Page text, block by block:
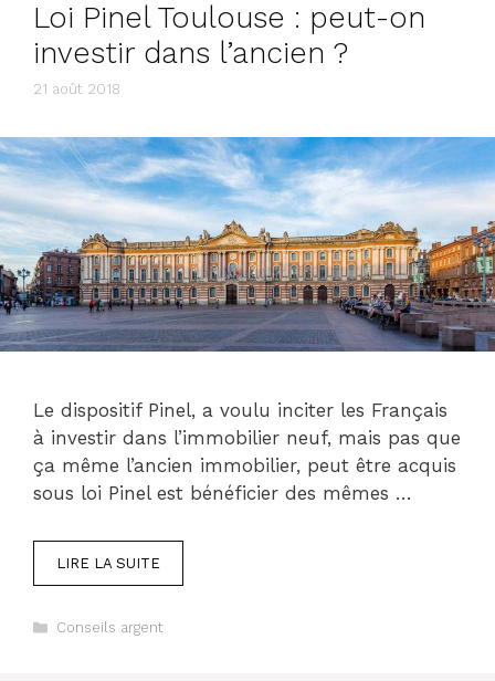
Loi Pinel Toulouse : peut-on
investir dans l’ancien ?
21 août 2018
Le dispositif Pinel, a voulu inciter les Français
à investir dans l’immobilier neuf, mais pas que
ça même l’ancien immobilier, peut être acquis
sous loi Pinel est bénéficier des mêmes …
LIRE LA SUITE
Catégories
Conseils argent